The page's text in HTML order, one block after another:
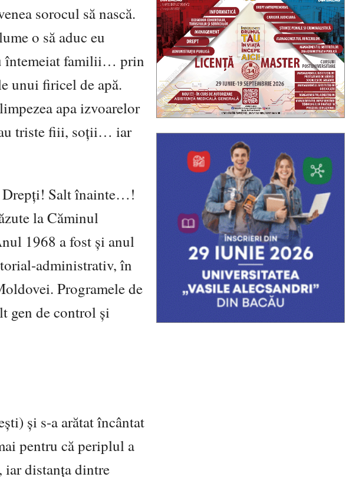
sorocul să nască.
o să aduc eu
întemeiat familii… prin
unui firicel de apă.
apa izvoarelor
triste fiii, soții… iar
Drepți! Salt înainte…!
la Căminul
1968 a fost și anul
administrativ, în
Programele de
gen de control și
şi s-a arătat încântat
pentru că periplul a
distanța dintre